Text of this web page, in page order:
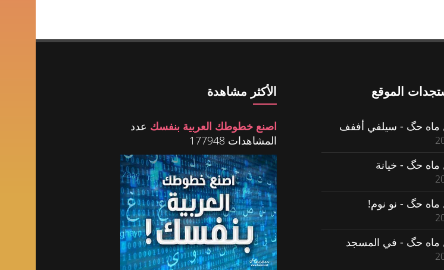
الموقع
حگ - سيلفي أففف
حگ - خيانة
حگ - نو نوم!
حگ - في المسجد
الأكثر مشاهدة
اصنع خطوطك العربية بنفسك عدد
المشاهدات 177948